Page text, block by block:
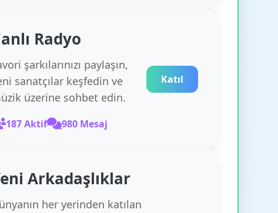
Radyo
şarkılarınızı paylaşın,
sanatçılar keşfedin ve
üzerine sohbet edin.
187 Aktif 980 Mesaj
Katıl
Arkadaşlıklar
her yerinden katılan